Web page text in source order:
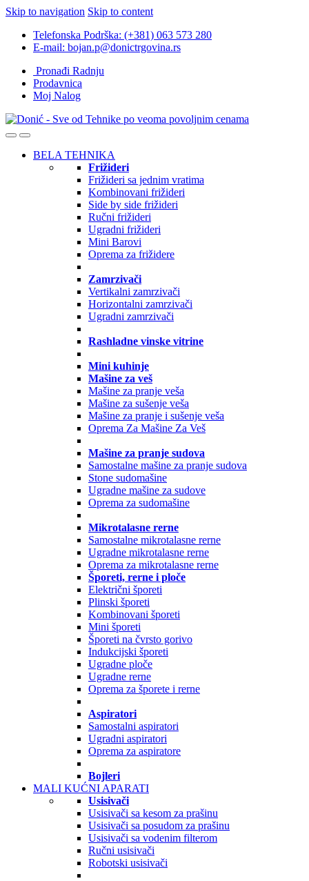
Skip to navigation Skip to content
Telefonska Podrška: (+381) 063 573 280
E-mail: bojan.p@donictrgovina.rs
Pronađi Radnju
Prodavnica
Moj Nalog
BELA TEHNIKA
Frižideri
Frižideri sa jednim vratima
Kombinovani frižideri
Side by side frižideri
Ručni frižideri
Ugradni frižideri
Mini Barovi
Oprema za frižidere
Zamrzivači
Vertikalni zamrzivači
Horizontalni zamrzivači
Ugradni zamrzivači
Rashladne vinske vitrine
Mini kuhinje
Mašine za veš
Mašine za pranje veša
Mašine za sušenje veša
Mašine za pranje i sušenje veša
Oprema Za Mašine Za Veš
Mašine za pranje sudova
Samostalne mašine za pranje sudova
Stone sudomašine
Ugradne mašine za sudove
Oprema za sudomašine
Mikrotalasne rerne
Samostalne mikrotalasne rerne
Ugradne mikrotalasne rerne
Oprema za mikrotalasne rerne
Šporeti, rerne i ploče
Električni šporeti
Plinski šporeti
Kombinovani šporeti
Mini šporeti
Šporeti na čvrsto gorivo
Indukcijski šporeti
Ugradne ploče
Ugradne rerne
Oprema za šporete i rerne
Aspiratori
Samostalni aspiratori
Ugradni aspiratori
Oprema za aspiratore
Bojleri
MALI KUĆNI APARATI
Usisivači
Usisivači sa kesom za prašinu
Usisivači sa posudom za prašinu
Usisivači sa vodenim filterom
Ručni usisivači
Robotski usisivači